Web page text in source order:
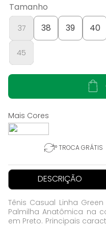
Tamanho
37 38 39 40
45
1° TROCA GRÁTIS
DESCRIÇÃO
Tênis Casual Linha
Palmilha Anatômica na
em Preto. Principais